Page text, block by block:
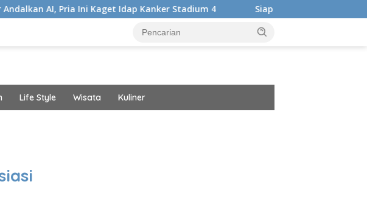
Kaget Idap Kanker Stadium 4 Siap Harumkan Nama Bangsa, Audrey
Life Style Wisata Kuliner